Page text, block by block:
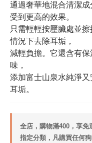
通過奢華地混合清潔
受到更高的效果。
只需輕輕按壓臟處並
情況下去除耳垢，
減輕負擔。它還含有
味，
添加富士山泉水純淨
耳垢。
全店，購物滿400，享免
指定分類，凡購買任何